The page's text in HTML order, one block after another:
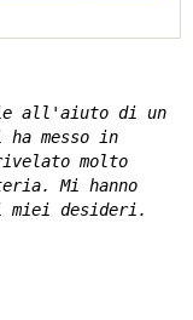
all'aiuto di un
messo in
molto
Mi hanno
miei desideri.